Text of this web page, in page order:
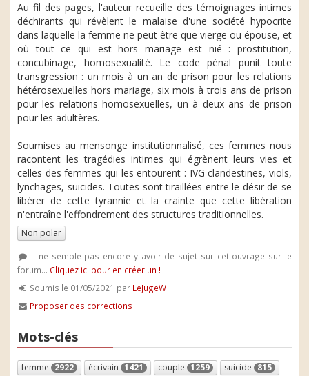
Au fil des pages, l'auteur recueille des témoignages intimes
déchirants qui révèlent le malaise d'une société hypocrite
dans laquelle la femme ne peut être que vierge ou épouse, et
où tout ce qui est hors mariage est nié : prostitution,
concubinage, homosexualité. Le code pénal punit toute
transgression : un mois à un an de prison pour les relations
hétérosexuelles hors mariage, six mois à trois ans de prison
pour les relations homosexuelles, un à deux ans de prison
pour les adultères.
Soumises au mensonge institutionnalisé, ces femmes nous
racontent les tragédies intimes qui égrènent leurs vies et
celles des femmes qui les entourent : IVG clandestines, viols,
lynchages, suicides. Toutes sont tiraillées entre le désir de se
libérer de cette tyrannie et la crainte que cette libération
n'entraîne l'effondrement des structures traditionnelles.
Non polar
Il ne semble pas encore y avoir de sujet sur cet ouvrage sur le
forum... Cliquez ici pour en créer un !
Soumis le 01/05/2021 par LeJugeW
Proposer des corrections
Mots-clés
femme 2922 écrivain 1421 couple 1259 suicide 815